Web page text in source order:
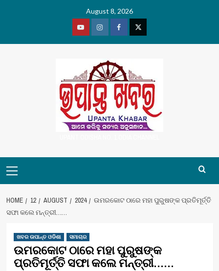
August 8, 2026
YoutubeVimeoFacebookTwitter
Menu
HOME 12 AUGUST 2024
ଉମରକୋଟ ଠାରେ ମହା ପୁରୁଷଙ୍କ ପ୍ରତିମୂର୍ତ୍ତି
ସଫା କଲେ ମନ୍ତ୍ରୀ……
ଖବର ଉପାନ୍ତ ଓଡିଶା ସମାଚାର
ଉମରକୋଟ ଠାରେ ମହା ପୁରୁଷଙ୍କ
ପ୍ରତିମୂର୍ତ୍ତି ସଫା କଲେ ମନ୍ତ୍ରୀ……